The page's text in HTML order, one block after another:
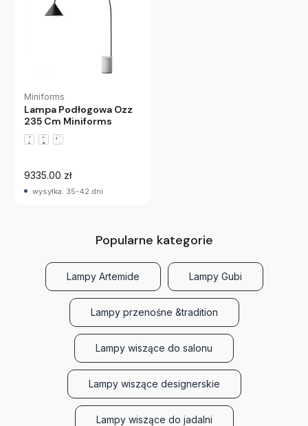
Miniforms
Lampa Podłogowa Ozz
235 Cm Miniforms
9335.00 zł
wysyłka: 35-42 dni
Popularne kategorie
Lampy Artemide Lampy Gubi
Lampy przenośne &tradition
Lampy wiszące do salonu
Lampy wiszące designerskie
Lampy wiszące do jadalni